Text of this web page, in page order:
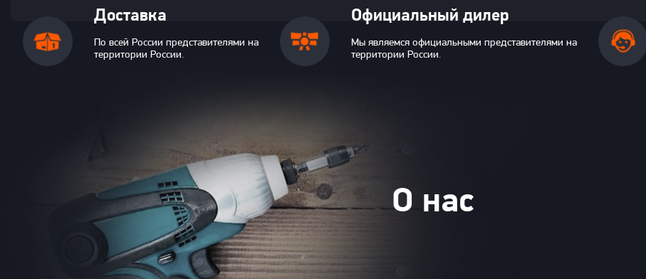
Доставка
По всей России представителями на
территории России.
Официальный дилер
Мы являемся официальными представителями на
территории России.
О нас